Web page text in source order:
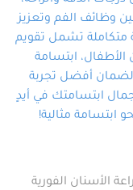
وظائف الفم وتعزيز
متكاملة تشمل تقويم
ابتسامة
لضمان أفضل تجربة
ابتسامتك في أيدٍ
ابتسامة مثالية!
الأسنان الفورية